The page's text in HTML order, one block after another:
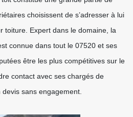
choisissent de s’adresser à lui
toiture. Expert dans le domaine, la
connue dans tout le 07520 et ses
être les plus compétitives sur le
contact avec ses chargés de
sans engagement.